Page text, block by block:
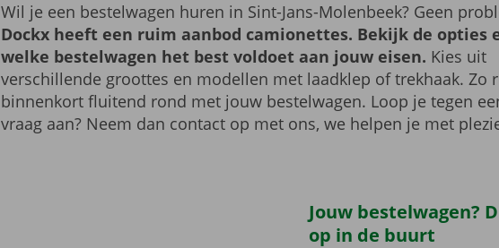
Wil je een bestelwagen huren in Sint-Jans-Molenbeek? Geen
Dockx heeft een ruim aanbod camionettes. Bekijk de opties
welke bestelwagen het best voldoet aan jouw eisen. Kies uit
verschillende groottes en modellen met laadklep of trekhaak. Zo
binnenkort fluitend rond met jouw bestelwagen. Loop je tegen
vraag aan? Neem dan contact op met ons, we helpen je met
Jouw bestelwagen?
op in de buurt